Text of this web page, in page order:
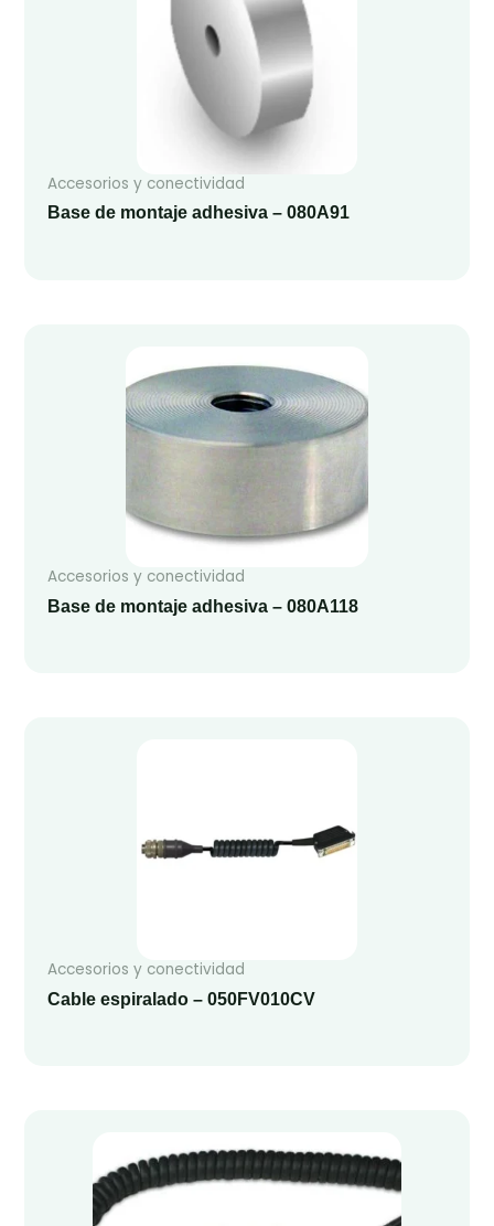
Accesorios y conectividad
Base de montaje adhesiva – 080A91
Accesorios y conectividad
Base de montaje adhesiva – 080A118
Accesorios y conectividad
Cable espiralado – 050FV010CV